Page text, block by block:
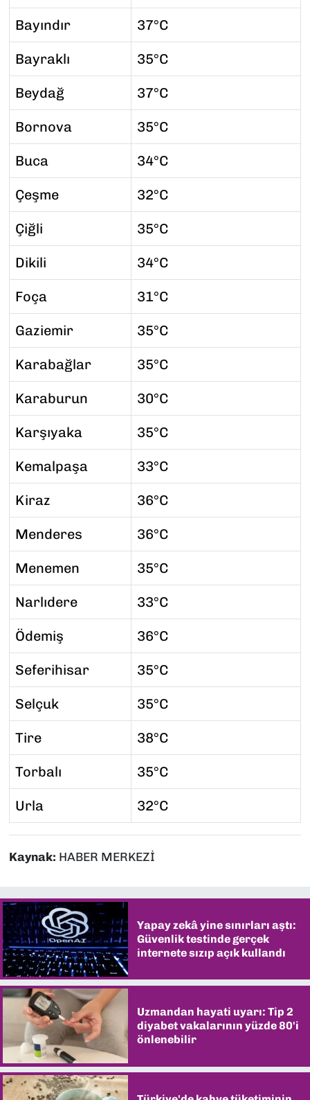
Bayındır 37°C
Bayraklı 35°C
Beydağ 37°C
Bornova 35°C
Buca 34°C
Çeşme 32°C
Çiğli 35°C
Dikili 34°C
Foça 31°C
Gaziemir 35°C
Karabağlar 35°C
Karaburun 30°C
Karşıyaka 35°C
Kemalpaşa 33°C
Kiraz 36°C
Menderes 36°C
Menemen 35°C
Narlıdere 33°C
Ödemiş 36°C
Seferihisar 35°C
Selçuk 35°C
Tire 38°C
Torbalı 35°C
Urla 32°C
Kaynak: HABER MERKEZİ
Yapay zekâ yine sınırları aştı:
Güvenlik testinde gerçek
internete sızıp açık kullandı
Uzmandan hayati uyarı: Tip 2
diyabet vakalarının yüzde 80'i
önlenebilir